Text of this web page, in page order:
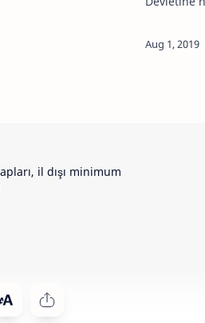
il dışı minimum